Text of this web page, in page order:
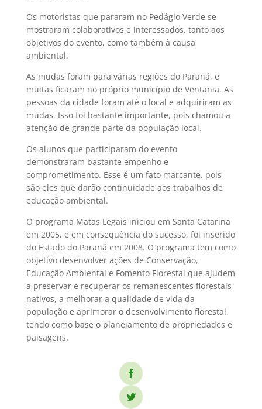
Os motoristas que pararam no Pedágio Verde se
mostraram colaborativos e interessados, tanto aos
objetivos do evento, como também à causa
ambiental.
As mudas foram para várias regiões do Paraná, e
muitas ficaram no próprio município de Ventania. As
pessoas da cidade foram até o local e adquiriram as
mudas. Isso foi bastante importante, pois chamou a
atenção de grande parte da população local.
Os alunos que participaram do evento
demonstraram bastante empenho e
comprometimento. Esse é um fato marcante, pois
são eles que darão continuidade aos trabalhos de
educação ambiental.
O programa Matas Legais iniciou em Santa Catarina
em 2005, e em consequência do sucesso, foi inserido
do Estado do Paraná em 2008. O programa tem como
objetivo desenvolver ações de Conservação,
Educação Ambiental e Fomento Florestal que ajudem
a preservar e recuperar os remanescentes florestais
nativos, a melhorar a qualidade de vida da
população e aprimorar o desenvolvimento florestal,
tendo como base o planejamento de propriedades e
paisagens.